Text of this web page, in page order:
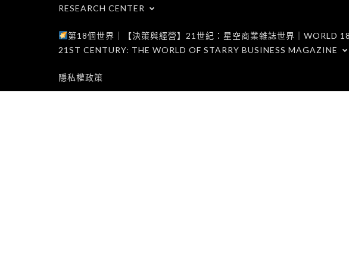
RESEARCH CENTER
第18個世界｜【決策與經營】21世紀：星空商業雜誌世界｜WORLD
21ST CENTURY: THE WORLD OF STARRY BUSINESS MAGAZINE
隱私權政策